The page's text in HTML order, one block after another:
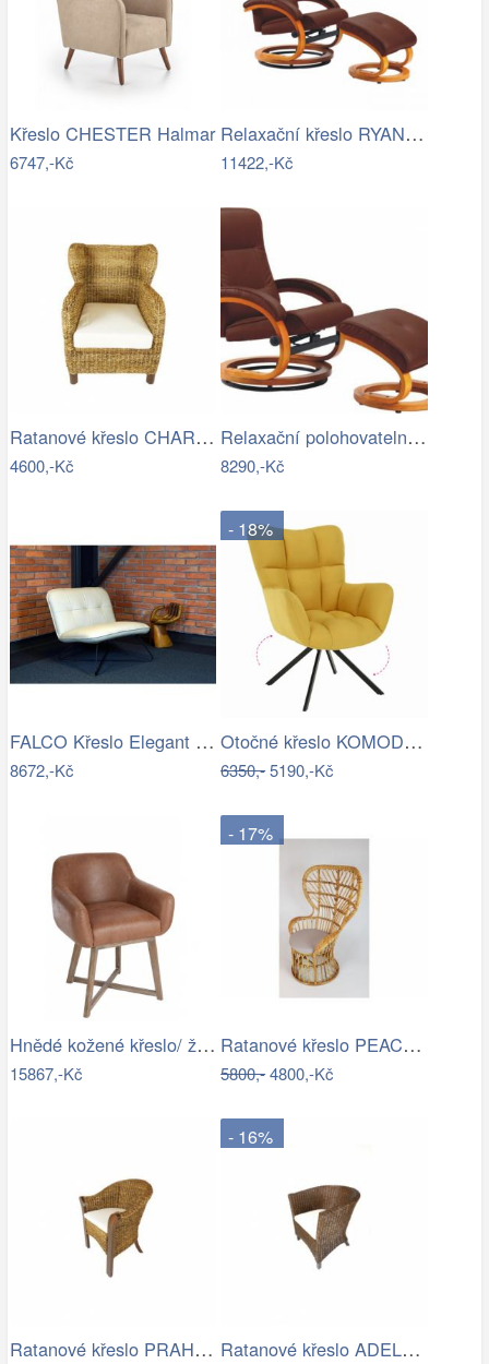
Křeslo CHESTER Halmar
6747,-Kč
Relaxační křeslo RYANN-TK
11422,-Kč
Ratanové křeslo CHARLESTON - banánový…
4600,-Kč
Relaxační polohovatelné křeslo,…
8290,-Kč
FALCO Křeslo Elegant kůže Toledo /vtahy…
8672,-Kč
- 18%
Otočné křeslo KOMODO Tempo Kondela
6350,-5190,-Kč
Hnědé kožené křeslo/ židle Venetta - 62…
15867,-Kč
- 17%
Ratanové křeslo PEACOCK - přírodní ratan
5800,-4800,-Kč
Ratanové křeslo PRAHA - banánový list
- 16%
Ratanové křeslo ADELE - tmavý med